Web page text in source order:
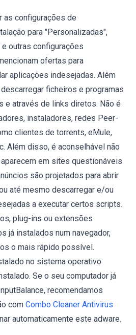
as configurações de
para "Personalizadas",
e outras configurações
ofertas para
aplicações indesejadas. Além
ficheiros e programas
e através de links diretos. Não é
instaladores, redes Peer-
clientes de torrents, eMule,
Além disso, é aconselhável não
em sites questionáveis
são projetados para abrir
até mesmo descarregar e/ou
a executar certos scripts.
plug-ins ou extensões
já instalados num navegador,
o mais rápido possível.
no sistema operativo
Se o seu computador já
recomendamos
com Combo Cleaner Antivirus
automaticamente este adware.